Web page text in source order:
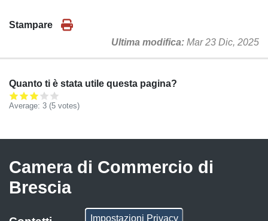
Stampare
Ultima modifica Mar 23 Dic, 2025
Quanto ti è stata utile questa pagina?
Average: 3 (5 votes)
Camera di Commercio di
Brescia
Impostazioni Privacy